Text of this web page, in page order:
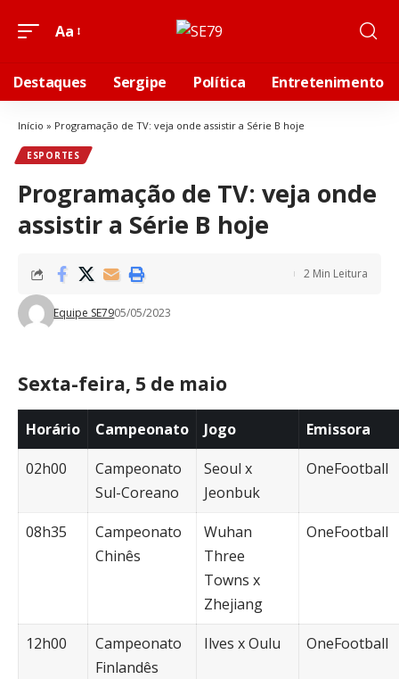
Aa
Destaques Sergipe Política Entretenimento
Início » Programação de TV: veja onde assistir a Série B hoje
ESPORTES
Programação de TV: veja onde
assistir a Série B hoje
Equipe SE7905/05/2023
2 Min Leitura
Sexta-feira, 5 de maio
Horário Campeonato Jogo
Emissora
02h00
Campeonato
Sul-Coreano
Seoul x
Jeonbuk
OneFootball
08h35
Campeonato
Chinês
Wuhan
Three
Towns x
Zhejiang
OneFootball
12h00
Campeonato
Finlandês
Ilves x Oulu OneFootball